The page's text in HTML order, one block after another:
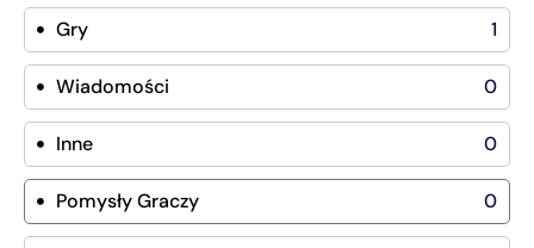
Gry 1
Wiadomości 0
Inne 0
Pomysły Graczy 0